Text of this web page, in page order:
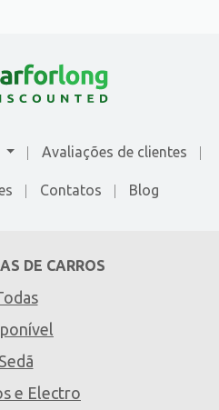
Avaliações de сlientes
Contatos Blog
DE CARROS
Sedã
e Electro